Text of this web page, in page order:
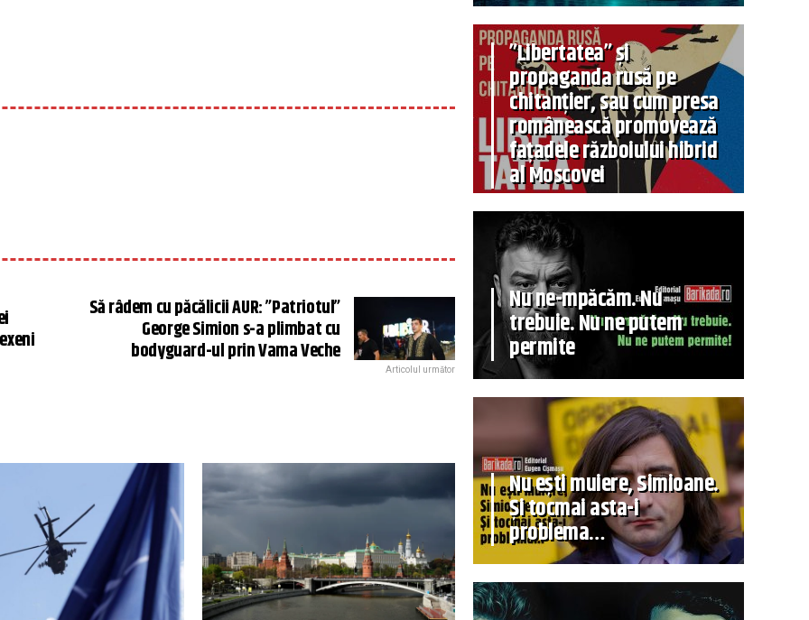
Să râdem cu păcălicii AUR: ”Patriotul”
George Simion s-a plimbat cu
bodyguard-ul prin Vama Veche
Articolul următor
”Libertatea” și
propaganda rusă pe
chitanțier, sau cum presa
românească promovează
fațadele războiului hibrid
al Moscovei
Nu ne-mpăcăm. Nu
trebuie. Nu ne putem
permite
Nu ești muiere, Simioane.
Și tocmai asta-i
problema…